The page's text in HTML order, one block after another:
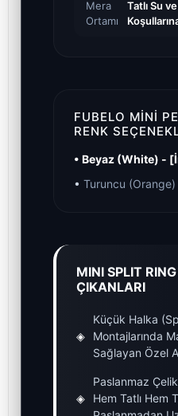
Mera
Ortamı
Tatlı Su
FUBELO MINI
RENK
• Beyaz (White) -
• Turuncu (Orange)
MINI SPLIT
ÇIKANLARI
◈
Küçük Halka
Montajlarında
Sağlayan Özel
◈
Paslanmaz
Hem Tatlı Hem